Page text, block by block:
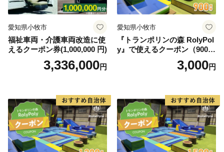
愛知県小牧市
福祉車両・介護車両改造に使
えるクーポン券(1,000,000 円)
3,336,000円
愛知県小牧市
『トランポリンの森 RolyPol
y』で使えるクーポン（900
3,000円